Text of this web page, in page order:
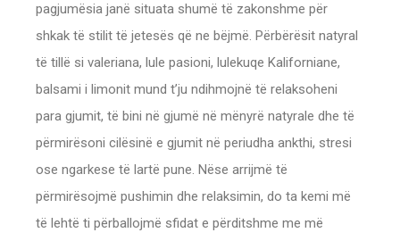
pagjumësia janë situata shumë të zakonshme për
shkak të stilit të jetesës që ne bëjmë. Përbërësit natyral
të tillë si valeriana, lule pasioni, lulekuqe Kaliforniane,
balsami i limonit mund t’ju ndihmojnë të relaksoheni
para gjumit, të bini në gjumë në mënyrë natyrale dhe të
përmirësoni cilësinë e gjumit në periudha ankthi, stresi
ose ngarkese të lartë pune. Nëse arrijmë të
përmirësojmë pushimin dhe relaksimin, do ta kemi më
të lehtë ti përballojmë sfidat e përditshme me më